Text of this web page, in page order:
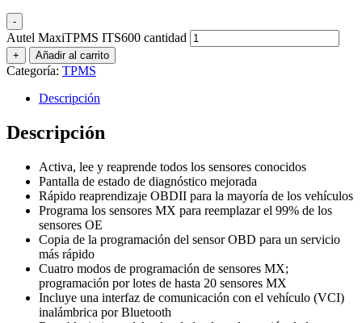
-
Autel MaxiTPMS ITS600 cantidad
+ Añadir al carrito
Categoría: TPMS
Descripción
Descripción
Activa, lee y reaprende todos los sensores conocidos
Pantalla de estado de diagnóstico mejorada
Rápido reaprendizaje OBDII para la mayoría de los vehículos
Programa los sensores MX para reemplazar el 99% de los
sensores OE
Copia de la programación del sensor OBD para un servicio
más rápido
Cuatro modos de programación de sensores MX;
programación por lotes de hasta 20 sensores MX
Incluye una interfaz de comunicación con el vehículo (VCI)
inalámbrica por Bluetooth